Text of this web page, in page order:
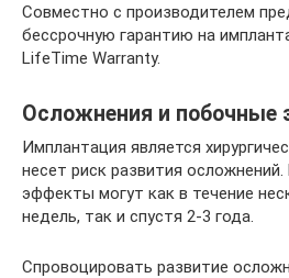
Совместно с производителем
бессрочную гарантию на
LifeTime Warranty.
Осложнения и побочные
Имплантация является
несет риск развития
эффекты могут как в течение
недель, так и спустя 2-3 года.
Спровоцировать развитие